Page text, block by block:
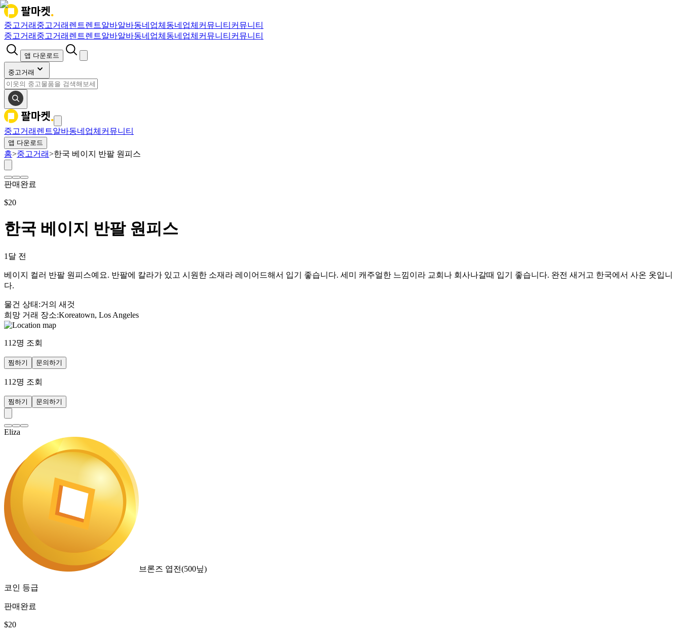
중고거래 중고거래 렌트렌트알바알바동네업체 동네업체 커뮤니티 커뮤니티
중고거래 중고거래 렌트렌트알바알바동네업체 동네업체 커뮤니티 커뮤니티
앱 다운로드
중고거래
중고거래 렌트알바동네업체 커뮤니티
앱 다운로드
홈>중고거래>한국 베이지 반팔 원피스
판매완료
$20
한국 베이지 반팔 원피스
1달 전
베이지 컬러 반팔 원피스예요. 반팔에 칼라가 있고 시원한 소재라 레이어드해서 입기 좋습니다. 세미 캐주얼한 느낌이라 교회나 회사나갈때 입기 좋습니다. 완전 새거고 한국에서 사온 옷입니
다.
물건 상태 :거의 새것
희망 거래 장소:Koreatown, Los Angeles
112명 조회
찜하기 문의하기
112명 조회
찜하기 문의하기
Eliza
브론즈 엽전(500닢)
코인 등급
판매완료
$20